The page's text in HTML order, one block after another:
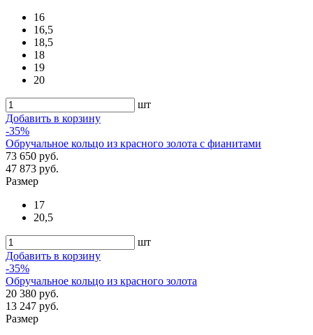
16
16,5
18,5
18
19
20
шт
Добавить в корзину
-35%
Обручальное кольцо из красного золота с фианитами
73 650 руб.
47 873 руб.
Размер
17
20,5
шт
Добавить в корзину
-35%
Обручальное кольцо из красного золота
20 380 руб.
13 247 руб.
Размер